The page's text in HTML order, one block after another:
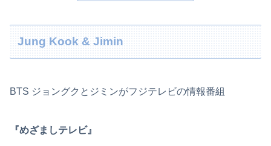
Jung Kook & Jimin
BTS ジョングクとジミンがフジテレビの情報番組
『めざましテレビ』